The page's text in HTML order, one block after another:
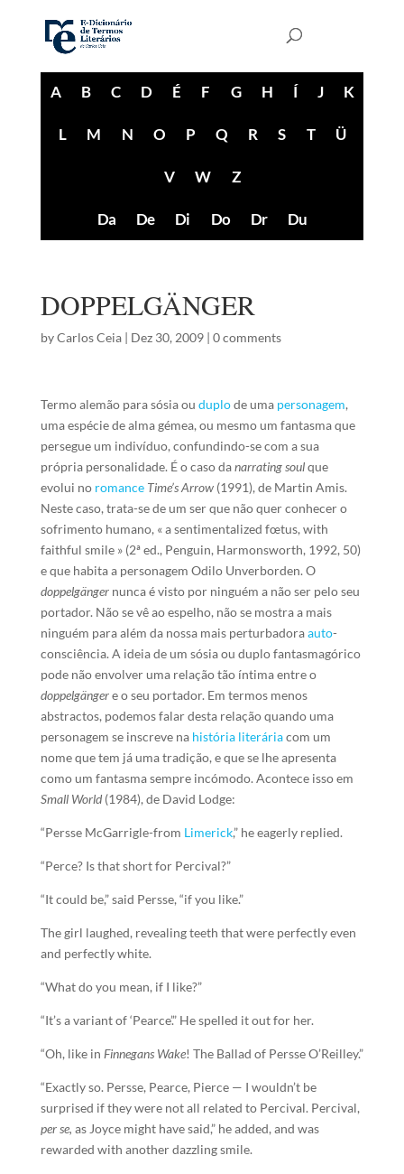
A B C D É F G H Í J K
L M N O P Q R S T Ü
V W Z
Da De Di Do Dr Du
DOPPELGÄNGER
byCarlos Ceia| Dez 30, 2009| 0 comments
Termo alemão para sósia ou duplode uma personagem,
uma espécie de alma gémea, ou mesmo um fantasma que
persegue um indivíduo, confundindo-se com a sua
própria personalidade. É o caso danarrating soulque
evolui no romance Time’s Arrow (1991), de Martin Amis.
Neste caso, trata-se de um ser que não quer conhecer o
sofrimento humano, « a sentimentalized fœtus, with
faithful smile » (2ª ed., Penguin, Harmonsworth, 1992, 50)
e que habita a personagem Odilo Unverborden. O
doppelgänger nunca é visto por ninguém a não ser pelo seu
portador. Não se vê ao espelho, não se mostra a mais
ninguém para além da nossa mais perturbadoraauto-
consciência. A ideia de um sósia ou duplo fantasmagórico
pode não envolver uma relação tão íntima entre o
doppelgängere o seu portador. Em termos menos
abstractos, podemos falar desta relação quando uma
personagem se inscreve na história literáriacom um
nome que tem já uma tradição, e que se lhe apresenta
como um fantasma sempre incómodo. Acontece isso em
Small World(1984), de David Lodge:
“Persse McGarrigle-from Limerick,” he eagerly replied.
“Perce? Is that short for Percival?”
“It could be,” said Persse, “if you like.”
The girl laughed, revealing teeth that were perfectly even
and perfectly white.
“What do you mean, if I like?”
“It’s a variant of ‘Pearce’.” He spelled it out for her.
“Oh, like in Finnegans Wake! The Ballad of Persse O’Reilley.”
“Exactly so. Persse, Pearce, Pierce — I wouldn’t be
surprised if they were not all related to Percival. Percival,
per se, as Joyce might have said,” he added, and was
rewarded with another dazzling smile.